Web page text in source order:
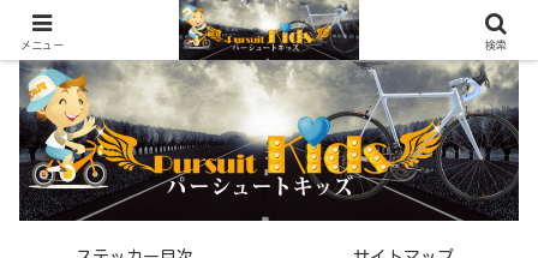
世界中で見つけた「希少なスポーツ雑貨」の紹介メディア
メニュー 検索